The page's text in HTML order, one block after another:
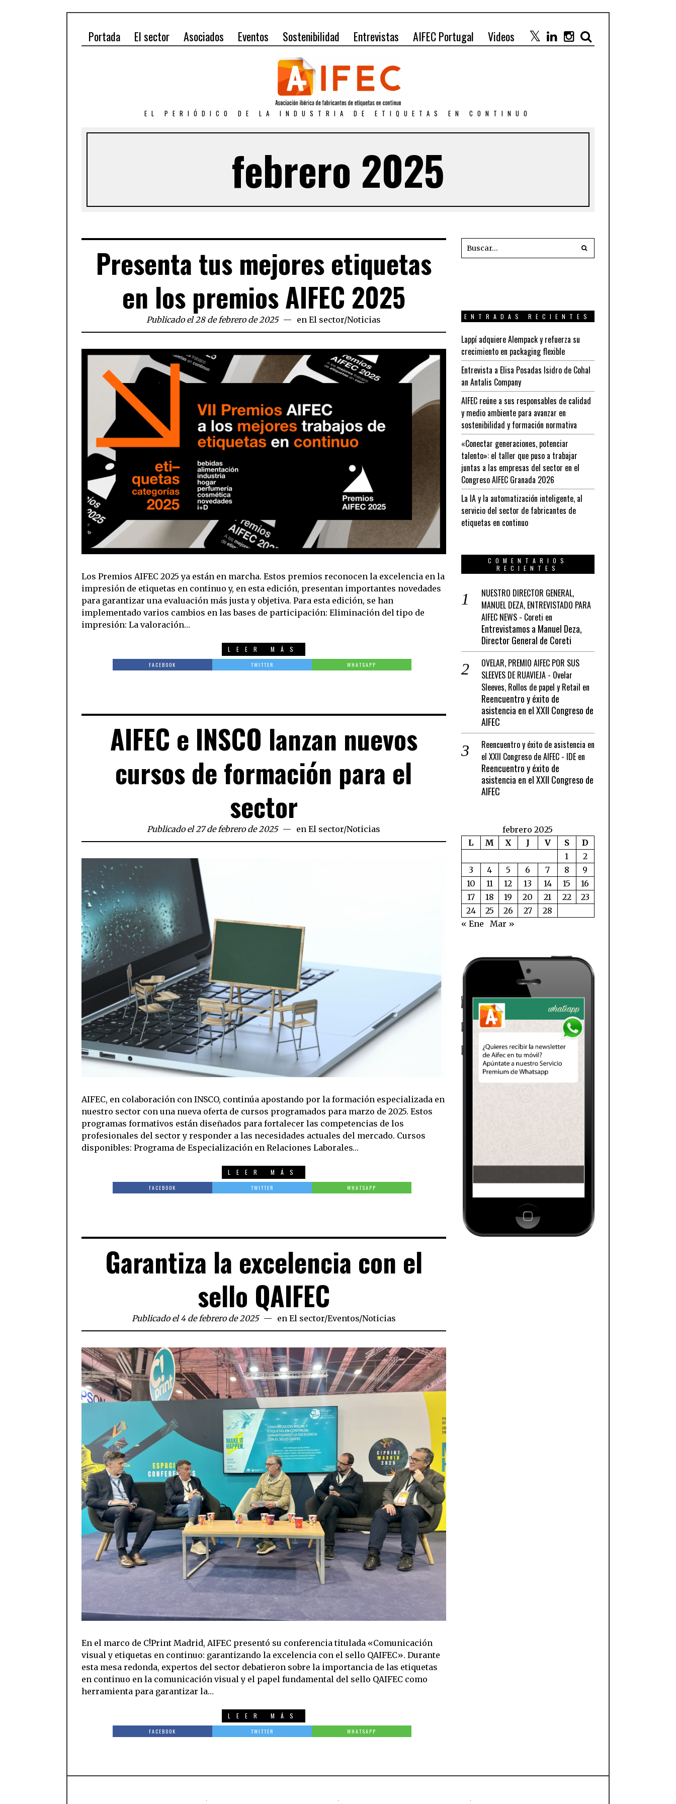
Portada El sector Asociados Eventos Sostenibilidad Entrevistas AIFEC Portugal Videos
EL PERIÓDICO DE LA INDUSTRIA DE ETIQUETAS EN CONTINUO
febrero 2025
Presenta tus mejores etiquetas
en los premios AIFEC 2025
Publicado el 28 de febrero de 2025 enEl sector/Noticias
Los Premios AIFEC 2025 ya están en marcha. Estos premios reconocen la excelencia en la
impresión de etiquetas en continuo y, en esta edición, presentan importantes novedades
para garantizar una evaluación más justa y objetiva. Para esta edición, se han
implementado varios cambios en las bases de participación: Eliminación del tipo de
impresión: La valoración…
LEER MÁS
FACEBOOK TWITTER WHATSAPP
AIFEC e INSCO lanzan nuevos
cursos de formación para el
sector
Publicado el 27 de febrero de 2025 enEl sector/Noticias
AIFEC, en colaboración con INSCO, continúa apostando por la formación especializada en
nuestro sector con una nueva oferta de cursos programados para marzo de 2025. Estos
programas formativos están diseñados para fortalecer las competencias de los
profesionales del sector y responder a las necesidades actuales del mercado. Cursos
disponibles: Programa de Especialización en Relaciones Laborales…
LEER MÁS
FACEBOOK TWITTER WHATSAPP
Garantiza la excelencia con el
sello QAIFEC
Publicado el 4 de febrero de 2025 en El sector/Eventos/Noticias
En el marco de C!Print Madrid, AIFEC presentó su conferencia titulada «Comunicación
visual y etiquetas en continuo: garantizando la excelencia con el sello QAIFEC». Durante
esta mesa redonda, expertos del sector debatieron sobre la importancia de las etiquetas
en continuo en la comunicación visual y el papel fundamental del sello QAIFEC como
herramienta para garantizar la…
LEER MÁS
FACEBOOK TWITTER WHATSAPP
ENTRADAS RECIENTES
Lappí adquiere Alempack y refuerza su
crecimiento en packaging flexible
Entrevista a Elisa Posadas Isidro de Cohal
an Antalis Company
AIFEC reúne a sus responsables de calidad
y medio ambiente para avanzar en
sostenibilidad y formación normativa
«Conectar generaciones, potenciar
talento»: el taller que puso a trabajar
juntas a las empresas del sector en el
Congreso AIFEC Granada 2026
La IA y la automatización inteligente, al
servicio del sector de fabricantes de
etiquetas en continuo
COMENTARIOS
RECIENTES
NUESTRO DIRECTOR GENERAL,
MANUEL DEZA, ENTREVISTADO PARA
AIFEC NEWS - Coreti en
Entrevistamos a Manuel Deza,
Director General de Coreti
OVELAR, PREMIO AIFEC POR SUS
SLEEVES DE RUAVIEJA - Ovelar
Sleeves, Rollos de papel y Retail en
Reencuentro y éxito de
asistencia en el XXII Congreso de
AIFEC
Reencuentro y éxito de asistencia en
el XXII Congreso de AIFEC - IDEen
Reencuentro y éxito de
asistencia en el XXII Congreso de
AIFEC
febrero 2025
L
M X J V S
D
1
2
3
4 5 6 7 8
9
10
11 12 13 14 15
16
17
18 19 20 21 22
23
24
25 26 27
28
« Ene
Mar »